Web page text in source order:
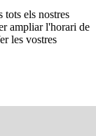
els nostres
ampliar l'horari de
les vostres